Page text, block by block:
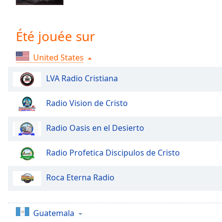
Chapters
Descriptions
descriptions
off
selected
Subtitles
subtitles
settings,
subtitles
settings
dialog
subtitles
selected
Été jouée sur
United States
LVA Radio Cristiana
Radio Vision de Cristo
Radio Oasis en el Desierto
Radio Profetica Discipulos de Cristo
Roca Eterna Radio
Guatemala